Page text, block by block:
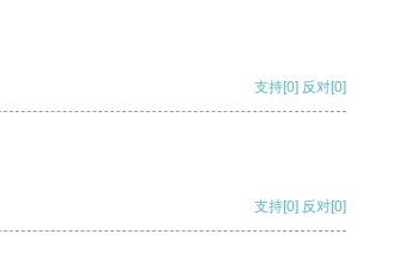
支持[0] 反对[0]
支持[0] 反对[0]